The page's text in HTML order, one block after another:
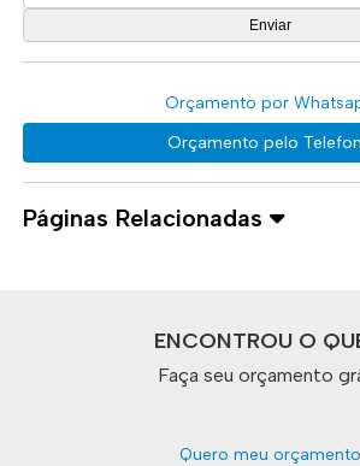
Orçamento por
Orçamento pelo
Páginas Relacionadas
ENCONTROU O
Faça seu orçamento
Quero meu orçamento